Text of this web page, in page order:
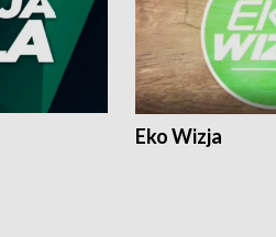
Eko Wizja